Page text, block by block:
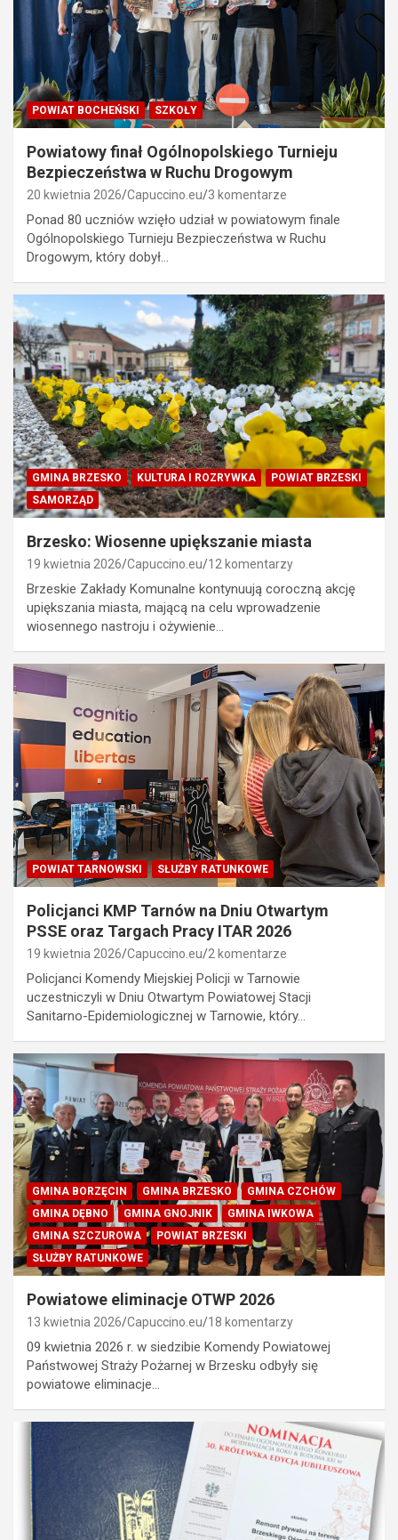
POWIAT BOCHEŃSKI SZKOŁY
Powiatowy finał Ogólnopolskiego Turnieju
Bezpieczeństwa w Ruchu Drogowym
20 kwietnia 2026 Capuccino.eu 3 komentarze
Ponad 80 uczniów wzięło udział w powiatowym finale
Ogólnopolskiego Turnieju Bezpieczeństwa w Ruchu
Drogowym, który dobył…
GMINA BRZESKO KULTURA I ROZRYWKA
POWIAT BRZESKI
SAMORZĄD
Brzesko: Wiosenne upiększanie miasta
19 kwietnia 2026 Capuccino.eu 12 komentarzy
Brzeskie Zakłady Komunalne kontynuują coroczną akcję
upiększania miasta, mającą na celu wprowadzenie
wiosennego nastroju i ożywienie…
POWIAT TARNOWSKI SŁUŻBY RATUNKOWE
Policjanci KMP Tarnów na Dniu Otwartym
PSSE oraz Targach Pracy ITAR 2026
19 kwietnia 2026 Capuccino.eu 2 komentarze
Policjanci Komendy Miejskiej Policji w Tarnowie
uczestniczyli w Dniu Otwartym Powiatowej Stacji
Sanitarno-Epidemiologicznej w Tarnowie, który…
GMINA BORZĘCIN GMINA BRZESKO
GMINA CZCHÓW
GMINA DĘBNO
GMINA GNOJNIK
GMINA IWKOWA
GMINA SZCZUROWA
POWIAT BRZESKI
SŁUŻBY RATUNKOWE
Powiatowe eliminacje OTWP 2026
13 kwietnia 2026 Capuccino.eu 18 komentarzy
09 kwietnia 2026 r. w siedzibie Komendy Powiatowej
Państwowej Straży Pożarnej w Brzesku odbyły się
powiatowe eliminacje…